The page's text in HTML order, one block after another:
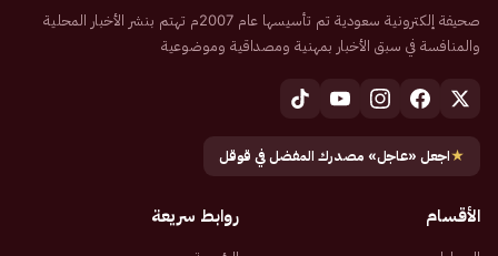
صحيفة إلكترونية سعودية تم تأسيسها عام 2007م تهتم بنشر الأخبار المحلية
والمنافسة في سبق الأخبار بمهنية ومصداقية وموضوعية
★اجعل «عاجل» مصدرك المفضل في قوقل
الأقسام روابط سريعة